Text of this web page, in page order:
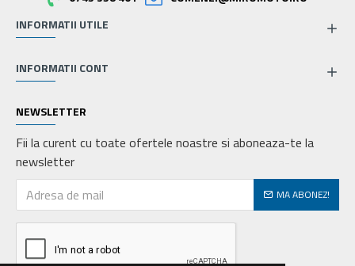
INFORMATII UTILE
INFORMATII CONT
NEWSLETTER
Fii la curent cu toate ofertele noastre si aboneaza-te la
newsletter
MA ABONEZ!